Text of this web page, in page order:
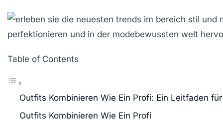
Table of Contents
Outfits Kombinieren Wie Ein Profi: Ein Leitfaden
Outfits Kombinieren Wie Ein Profi